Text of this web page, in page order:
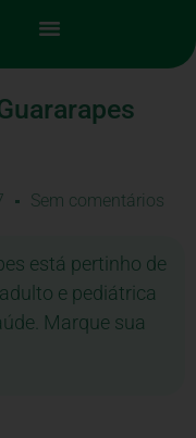
Sem comentários
está pertinho de
e pediátrica
Marque sua